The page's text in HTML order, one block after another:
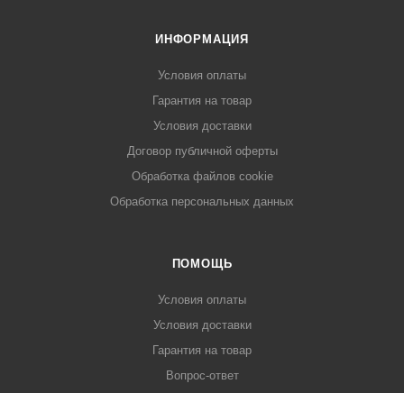
ИНФОРМАЦИЯ
Условия оплаты
Гарантия на товар
Условия доставки
Договор публичной оферты
Обработка файлов cookie
Обработка персональных данных
ПОМОЩЬ
Условия оплаты
Условия доставки
Гарантия на товар
Вопрос-ответ